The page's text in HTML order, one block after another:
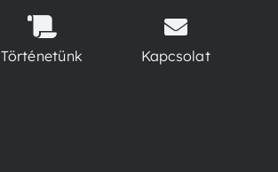
Történetünk Kapcsolat